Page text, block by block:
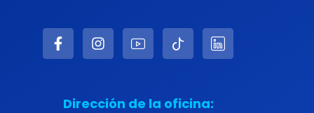
Dirección de la oficina: